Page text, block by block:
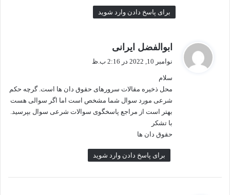
برای پاسخ دادن وارد شوید
ابوالفضل ایرانی
نوامبر 10, 2022 در 2:16 ب.ظ
سلام
محل ذخیره مقالات سرورهای حقوق دان ها است. گرچه حکم
شرعی مورد سوال شما مشخص است اما اگر سوالی هست
بهتر است از مراجع پاسخگوی سوالات شرعی سوال بپرسید.
با تشکر
حقوق دان ها
برای پاسخ دادن وارد شوید